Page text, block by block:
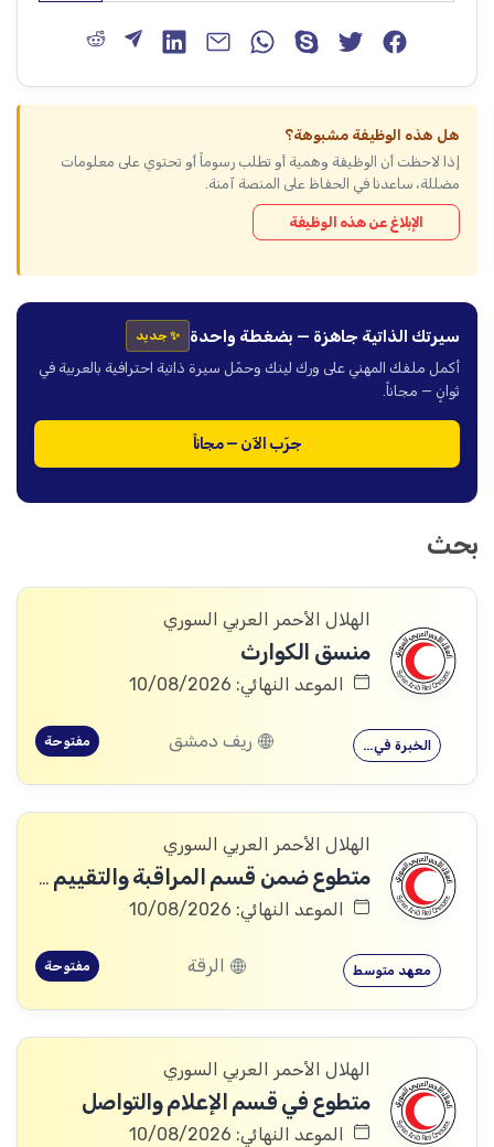
هل هذه الوظيفة مشبوهة؟
إذا لاحظت أن الوظيفة وهمية أو تطلب رسوماً أو تحتوي على معلومات
مضللة، ساعدنا في الحفاظ على المنصة آمنة.
الإبلاغ عن هذه الوظيفة
سيرتك الذاتية جاهزة — بضغطة واحدة ✨ جديد
أكمل ملفك المهني على ورك لينك وحمّل سيرة ذاتية احترافية بالعربية في
ثوانٍ — مجاناً.
جرّب الآن — مجاناً
بحث
الهلال الأحمر العربي السوري
منسق الكوارث
الموعد النهائي: 10/08/2026
الخبرة في… ريف دمشق مفتوحة
الهلال الأحمر العربي السوري
متطوع ضمن قسم المراقبة والتقييم والتعلم (MEAL)
الموعد النهائي: 10/08/2026
معهد متوسط الرقة مفتوحة
الهلال الأحمر العربي السوري
متطوع في قسم الإعلام والتواصل
الموعد النهائي: 10/08/2026